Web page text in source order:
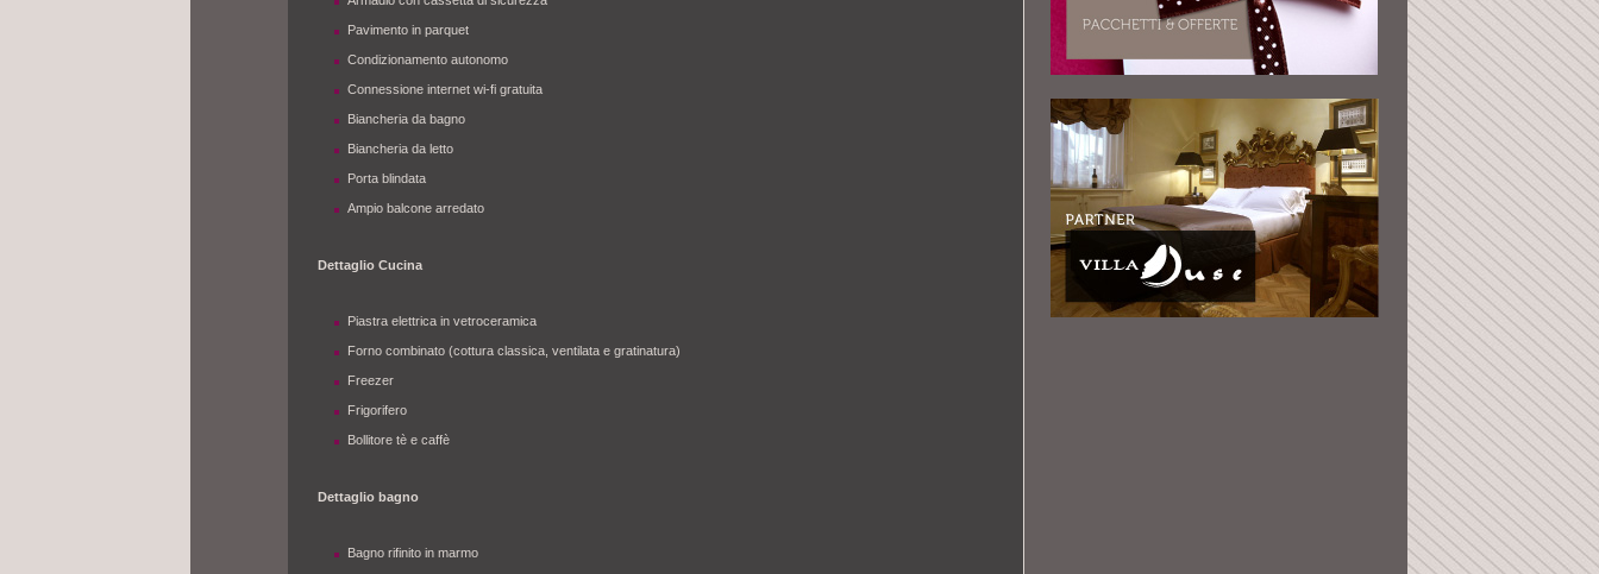
Pavimento in parquet
Condizionamento autonomo
Connessione internet wi-fi gratuita
Biancheria da bagno
Biancheria da letto
Porta blindata
Ampio balcone arredato
Dettaglio Cucina
Piastra elettrica in vetroceramica
Forno combinato (cottura classica, ventilata e gratinatura)
Freezer
Frigorifero
Bollitore tè e caffè
Dettaglio bagno
Bagno rifinito in marmo